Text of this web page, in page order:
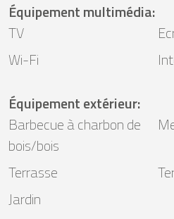
Équipement multimédia:
TV
Wi-Fi
Équipement extérieur:
Barbecue à charbon de
bois/bois
Terrasse
Jardin